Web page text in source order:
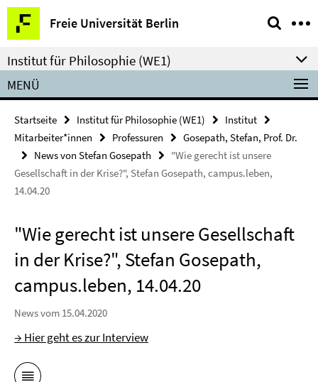
Springe
direkt
zu
Inhalt
Freie Universität Berlin
Service-
Navigation
Institut für Philosophie (WE1)
MENÜ
Startseite Institut für Philosophie (WE1)
Institut
Mitarbeiter*innen
Professuren
Gosepath, Stefan, Prof. Dr.
News von Stefan Gosepath
"Wie gerecht ist unsere
Gesellschaft in der Krise?", Stefan Gosepath, campus.leben,
14.04.20
"Wie gerecht ist unsere Gesellschaft
in der Krise?", Stefan Gosepath,
campus.leben, 14.04.20
News vom 15.04.2020
→ Hier geht es zur Interview